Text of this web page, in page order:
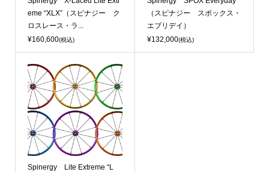
eme “XLX”（スピナジー ク
ロスレース・ラ...
¥160,600(税込)
（スピナジー スポックス・
エブリデイ）
¥132,000(税込)
Spinergy Lite Extreme “L